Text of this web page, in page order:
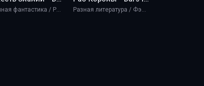
Научная фантастика / Разная литература / Фэнтези Разная литература / Фэнтези